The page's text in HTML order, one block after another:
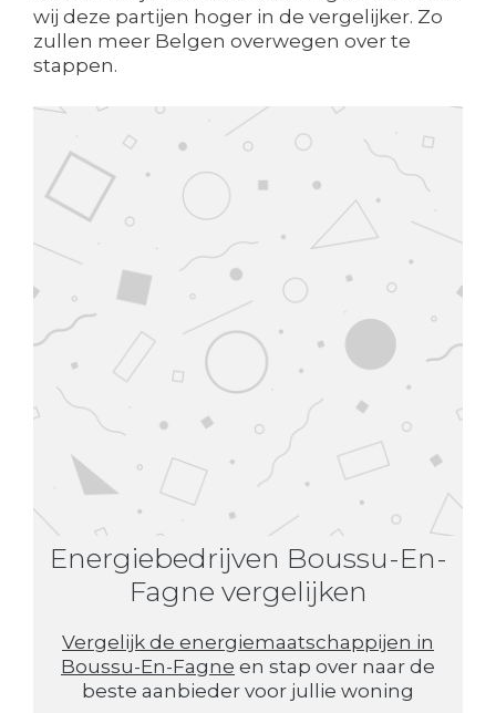
wij deze partijen hoger in de vergelijker. Zo
zullen meer Belgen overwegen over te
stappen.
Energiebedrijven Boussu-En-
Fagne vergelijken
Vergelijk de energiemaatschappijen in
Boussu-En-Fagne en stap over naar de
beste aanbieder voor jullie woning